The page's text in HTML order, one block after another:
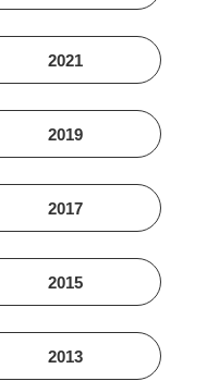
2021
2019
2017
2015
2013